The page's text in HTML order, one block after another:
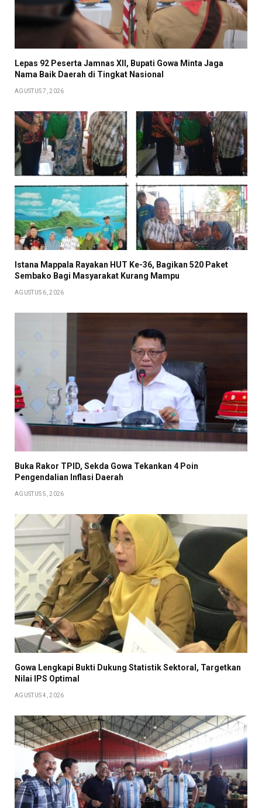
Lepas 92 Peserta Jamnas XII, Bupati Gowa Minta Jaga
Nama Baik Daerah di Tingkat Nasional
AGUSTUS 7, 2026
Istana Mappala Rayakan HUT Ke-36, Bagikan 520 Paket
Sembako Bagi Masyarakat Kurang Mampu
AGUSTUS 6, 2026
Buka Rakor TPID, Sekda Gowa Tekankan 4 Poin
Pengendalian Inflasi Daerah
AGUSTUS 5, 2026
Gowa Lengkapi Bukti Dukung Statistik Sektoral, Targetkan
Nilai IPS Optimal
AGUSTUS 4, 2026